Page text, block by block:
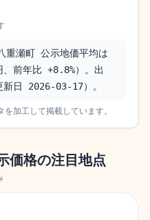
重瀬町 公示地価平均は
前年比 +8.8%）。出
新日 2026-03-17）。
加工して掲載しています。
価格の注目地点